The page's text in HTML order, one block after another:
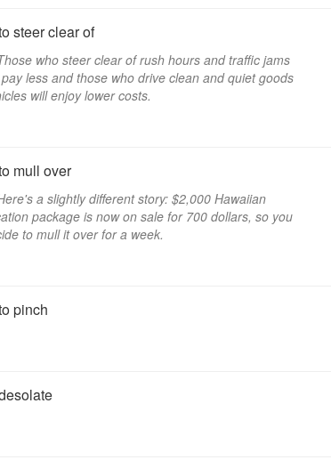
steer clear of
who steer clear of rush hours and traffic jams
pay less and those who drive clean and quiet goods
will enjoy lower costs.
mull over
a slightly different story: $2,000 Hawaiian
package is now on sale for 700 dollars, so you
to mull it over for a week.
pinch